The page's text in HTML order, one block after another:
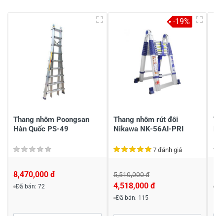
Gửi nhận xét
Thang nhôm Poongsan
Hàn Quốc PS-49
8,470,000 đ
Đã bán: 72
Thang nhôm rút đôi
Nikawa NK-56AI-PRI
7 đánh giá
5,510,000 đ
4,518,000 đ
Đã bán: 115
-19%